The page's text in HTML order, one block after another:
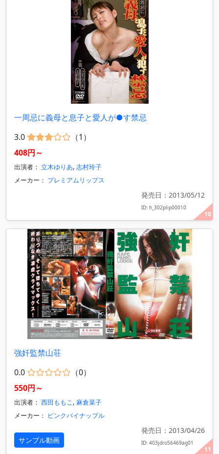
10
一周忌に義母と息子と愛人が●す禁忌
3.0
（1）
408円～
出演者： 立木ゆりあ, 志村玲子
メーカー： プレミアムリップス
発売日：2013/05/12
ID: h_302plip00010
11
強奸監禁山荘
0.0
（0）
550円～
出演者： 西田ももこ, 麻倉菜子
メーカー： ピンクパイナップル
サンプル動画
発売日：2013/04/26
ID: 403jdro56469ag01